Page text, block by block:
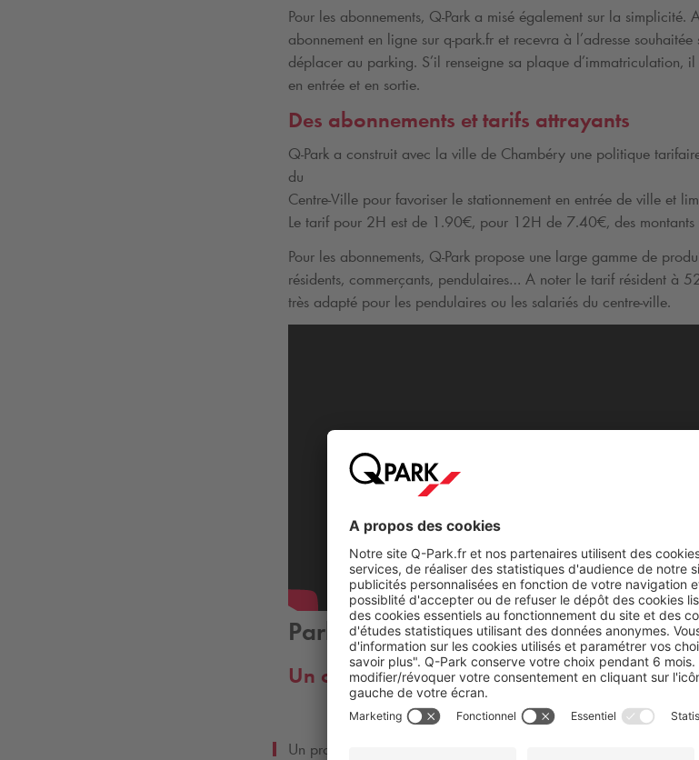
Pour les abonnements, Q-Park a misé également sur la simplicité.
abonnement en ligne sur q-park.fr et recevra à l’adresse
déplacer au parking. S’il renseigne sa plaque d’immatriculation,
en entrée et en sortie.
Des abonnements et tarifs attrayants
Q-Park a construit avec la ville de Chambéry une politique
du
Centre-Ville pour favoriser le stationnement en entrée de ville et
Le tarif pour 2H est de 1.90€, pour 12H de 7.40€, des montants
Pour les abonnements, Q-Park propose une large gamme de
résidents, commerçants, pendulaires… A noter le tarif résident à
très adapté pour les pendulaires ou les salariés du centre-ville.
Parking Cassine Gare
Un chantier ambitieux
Un projet conçu par l’architecte chambérien Philippe